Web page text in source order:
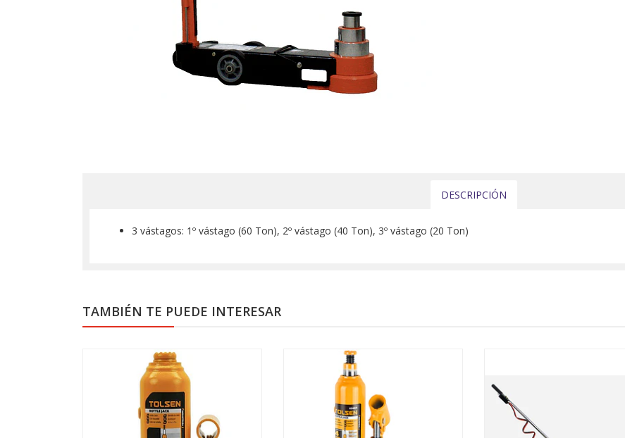
DESCRIPCIÓN
3 vástagos: 1º vástago (60 Ton), 2º vástago (40 Ton), 3º vástago (20 Ton)
TAMBIÉN TE PUEDE INTERESAR